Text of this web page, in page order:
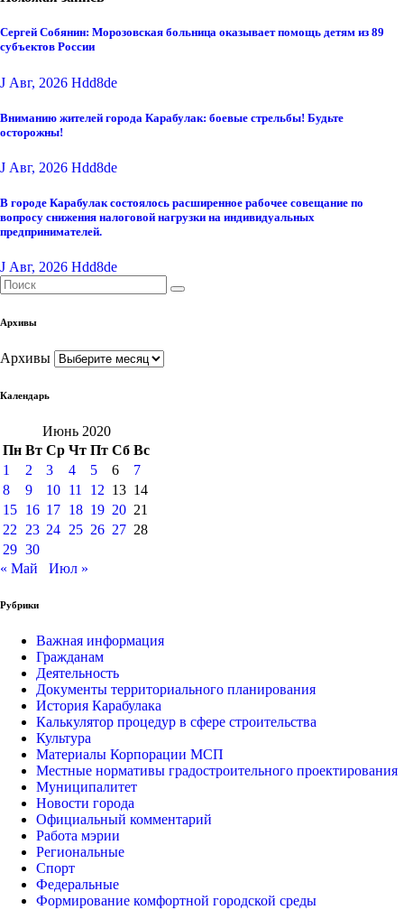
Сергей Собянин: Морозовская больница оказывает помощь детям из 89
субъектов России
J Авг, 2026 Hdd8de
Вниманию жителей города Карабулак: боевые стрельбы! Будьте
осторожны!
J Авг, 2026 Hdd8de
В городе Карабулак состоялось расширенное рабочее совещание по
вопросу снижения налоговой нагрузки на индивидуальных
предпринимателей.
J Авг, 2026 Hdd8de
Архивы
Архивы
Календарь
Июнь 2020
Пн Вт Ср Чт Пт Сб Вс
1
2 3 4 5 6
7
8
9 10 11 12 13 14
15 16 17 18 19 20 21
22
23 24 25 26 27 28
29 30
« Май
Июл »
Рубрики
Важная информация
Гражданам
Деятельность
Документы территориального планирования
История Карабулака
Калькулятор процедур в сфере строительства
Культура
Материалы Корпорации МСП
Местные нормативы градостроительного проектирования
Муниципалитет
Новости города
Официальный комментарий
Работа мэрии
Региональные
Спорт
Федеральные
Формирование комфортной городской среды